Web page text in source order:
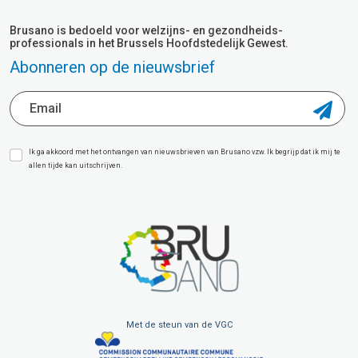
Brusano is bedoeld voor welzijns- en gezondheids-
professionals in het Brussels Hoofdstedelijk Gewest.
Abonneren op de nieuwsbrief
Ik ga akkoord met het ontvangen van nieuwsbrieven van Brusano vzw. Ik begrijp dat ik mij te
allen tijde kan uitschrijven.
Met de steun van de VGC